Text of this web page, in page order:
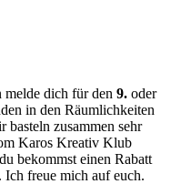
melde dich für den 9.oder
in den Räumlichkeiten
zusammen sehr
Karos Kreativ Klub
bekommst einen Rabatt
freue mich auf euch.